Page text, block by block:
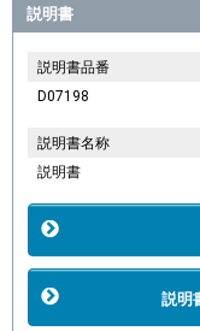
説明書
説明書品番
D07198
説明書名称
説明書
説明